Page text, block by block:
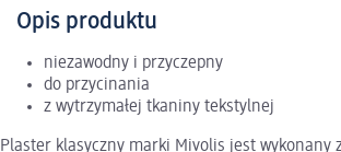
Opis produktu
niezawodny i przyczepny
do przycinania
z wytrzymałej tkaniny tekstylnej
Plaster klasyczny marki Mivolis jest